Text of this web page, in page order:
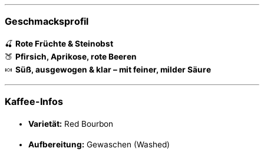
Geschmacksprofil
🍒 Rote Früchte & Steinobst
🍑 Pfirsich, Aprikose, rote Beeren
🍬 Süß, ausgewogen & klar – mit feiner, milder Säure
Kaffee-Infos
Varietät: Red Bourbon
Aufbereitung: Gewaschen (Washed)